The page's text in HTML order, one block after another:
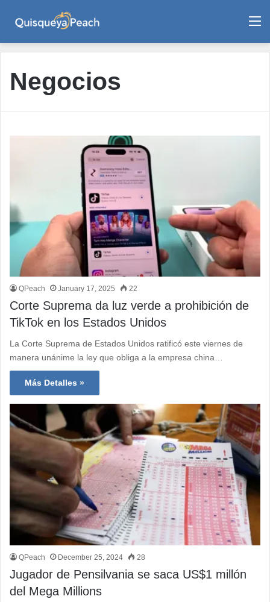
Negocios
QPeach January 17, 2025 22
Corte Suprema da luz verde a prohibición de
TikTok en los Estados Unidos
La Corte Suprema de Estados Unidos ratificó este viernes de
manera unánime la ley que obliga a la empresa china…
Más Detalles »
QPeach December 25, 2024 28
Jugador de Pensilvania se saca US$1 millón
del Mega Millions